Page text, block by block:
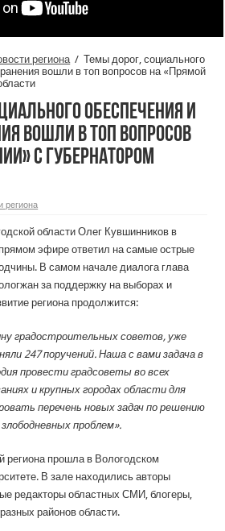
региона / Темы дорог, социального
вошли в топ вопросов на «Прямой
обеспечения и
вошли в топ вопросов
с Губернатором
региона
области Олег Кувшинников в
эфире ответил на самые острые
В самом начале диалога глава
за поддержку на выборах и
региона продолжится:
градостроительных советов, уже
247 поручений. Наша с вами задача в
провести градсоветы во всех
и крупных городах области для
перечень новых задач по решению
проблем».
региона прошла в Вологодском
В зале находились авторы
редакторы областных СМИ, блогеры,
районов области.